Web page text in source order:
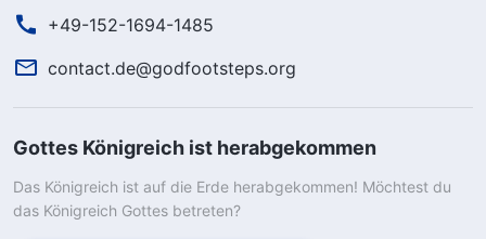
+49-152-1694-1485
contact.de@godfootsteps.org
Gottes Königreich ist herabgekommen
Das Königreich ist auf die Erde herabgekommen! Möchtest du
das Königreich Gottes betreten?